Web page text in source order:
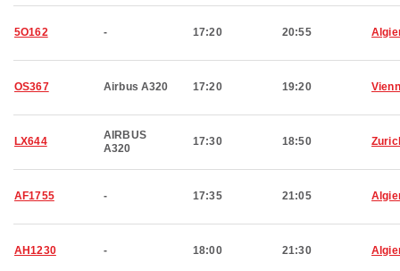
5O162 - 17:20 20:55
OS367 Airbus A320 17:20 19:20
LX644
AIRBUS
A320
17:30 18:50
AF1755 - 17:35 21:05
AH1230 - 18:00 21:30